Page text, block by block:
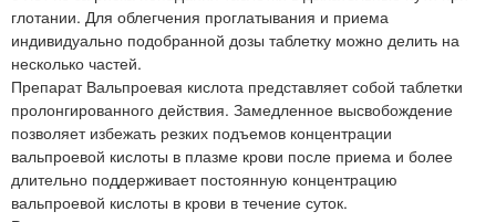
глотании. Для облегчения проглатывания и приема
индивидуально подобранной дозы таблетку можно делить на
несколько частей.
Препарат Вальпроевая кислота представляет собой таблетки
пролонгированного действия. Замедленное высвобождение
позволяет избежать резких подъемов концентрации
вальпроевой кислоты в плазме крови после приема и более
длительно поддерживает постоянную концентрацию
вальпроевой кислоты в крови в течение суток.